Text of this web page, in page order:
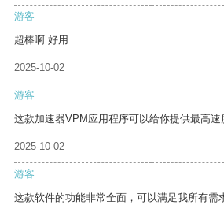
游客
超棒啊 好用
2025-10-02
游客
这款加速器VPM应用程序可以给你提供最高速
2025-10-02
游客
这款软件的功能非常全面，可以满足我所有需